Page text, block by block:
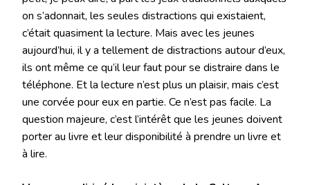
on s’adonnait, les seules distractions qui existaient,
c’était quasiment la lecture. Mais avec les jeunes
aujourd’hui, il y a tellement de distractions autour d’eux,
ils ont même ce qu’il leur faut pour se distraire dans le
téléphone. Et la lecture n’est plus un plaisir, mais c’est
une corvée pour eux en partie. Ce n’est pas facile. La
question majeure, c’est l’intérêt que les jeunes doivent
porter au livre et leur disponibilité à prendre un livre et
à lire.